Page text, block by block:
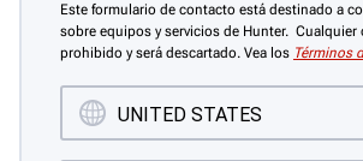
Este formulario de contacto está destinado a
sobre equipos y servicios de Hunter. Cualquier
prohibido y será descartado. Vea los Términos